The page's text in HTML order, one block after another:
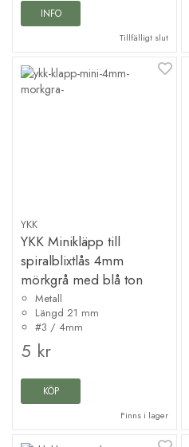
INFO
Tillfälligt slut
YKK
YKK Minikläpp till
spiralblixtlås 4mm
mörkgrå med blå ton
Metall
Längd 21 mm
#3 / 4mm
5 kr
KÖP
Finns i lager